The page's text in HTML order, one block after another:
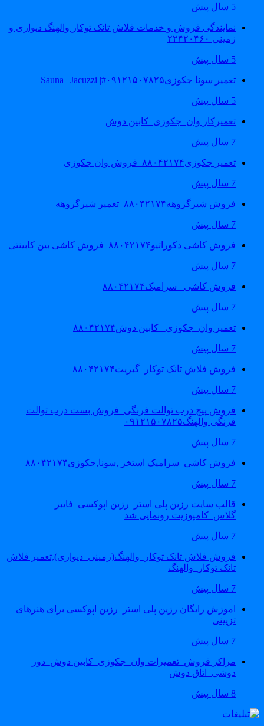
نمایندگی فروش و خدمات فلاش تانک توکار والهنگ دیواری و
زمینی ۲۲۴۲۰۴۶۰
تعمیر سونا جکوزی۰۹۱۲۱۵۰۷۸۲۵#| Sauna | Jacuzzi
تعمیرکار وان_جکوزی_کابین دوش
تعمیر جکوزی۸۸۰۴۲۱۷۴_فروش وان جکوزی
فروش شیرگروهه۸۸۰۴۲۱۷۴_تعمیر شیرگروهه
فروش کاشی دکوراتیو۸۸۰۴۲۱۷۴_فروش کاشی بین کابینتی
فروش کاشی _سرامیک۸۸۰۴۲۱۷۴
تعمیر وان_جکوزی_ کابین دوش۸۸۰۴۲۱۷۴
فروش فلاش تانک توکار_گبریت۸۸۰۴۲۱۷۴
فروش پیچ درب توالت فرنگی_فروش بست درب توالت
فرنگی والهنگ۰۹۱۲۱۵۰۷۸۲۵
فروش کاشی_سرامیک استخر ,سونا,جکوزی۸۸۰۴۲۱۷۴
قالب سایت رزین پلی استر_رزین اپوکسی_فایبر
گلاس_کامپوزیت رونمایی شد
فروش فلاش تانک توکار_والهنگ(زمینی_دیواری),تعمیر فلاش
تانک توکار_والهنگ
اموزش رایگان رزین پلی استر_رزین اپوکسی برای هنرهای
تزیینی
مراکز فروش_تعمیرات وان_جکوزی_کابین دوش_دور
دوشی_اتاق دوش